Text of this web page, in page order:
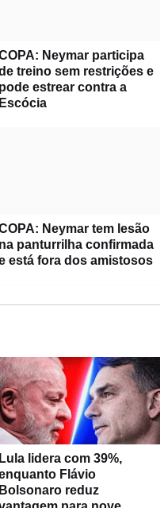
Neymar participa
treino sem restrições e
pode estrear contra a
Escócia
Neymar tem lesão
na panturrilha confirmada
está fora dos amistosos
Lula lidera com 39%,
Flávio
Bolsonaro reduz